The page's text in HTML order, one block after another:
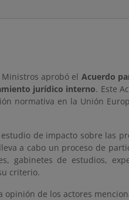
aprobó el Acuerdo
jurídico interno. Este
normativa en la Unión
de impacto sobre las
a cabo un proceso de
gabinetes de estudios,
criterio.
de los actores